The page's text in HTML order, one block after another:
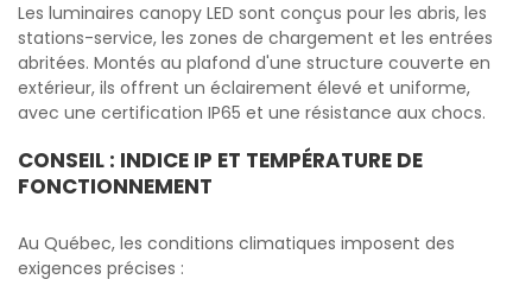
Les luminaires canopy LED sont conçus pour les abris, les
stations-service, les zones de chargement et les entrées
abritées. Montés au plafond d'une structure couverte en
extérieur, ils offrent un éclairement élevé et uniforme,
avec une certification IP65 et une résistance aux chocs.
CONSEIL : INDICE IP ET TEMPÉRATURE DE
FONCTIONNEMENT
Au Québec, les conditions climatiques imposent des
exigences précises :